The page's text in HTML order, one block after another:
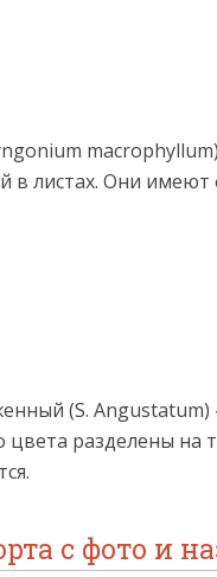
в листах. Они
(S.
разделены на
с фото и